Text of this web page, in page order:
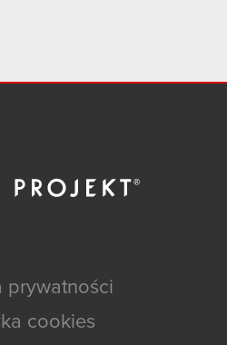
prywatności
cookies